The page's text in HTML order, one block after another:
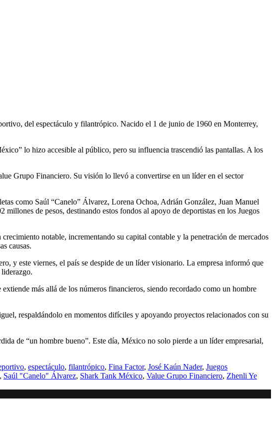
del espectáculo y filantrópico. Nacido el 1 de junio de 1960 en Monterrey,
lo hizo accesible al público, pero su influencia trascendió las pantallas. A los
Grupo Financiero. Su visión lo llevó a convertirse en un líder en el sector
como Saúl “Canelo” Álvarez, Lorena Ochoa, Adrián González, Juan Manuel
de pesos, destinando estos fondos al apoyo de deportistas en los Juegos
notable, incrementando su capital contable y la penetración de mercados
causas.
y este viernes, el país se despide de un líder visionario. La empresa informó que
más allá de los números financieros, siendo recordado como un hombre
respaldándolo en momentos difíciles y apoyando proyectos relacionados con su
de “un hombre bueno”. Este día, México no solo pierde a un líder empresarial,
, espectáculo, filantrópico, Fina Factor, José Kaún Nader, Juegos
, Saúl "Canelo" Álvarez, Shark Tank México, Value Grupo Financiero, Zhenli Ye